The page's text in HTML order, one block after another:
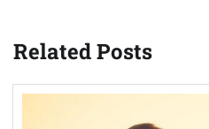
Related Posts